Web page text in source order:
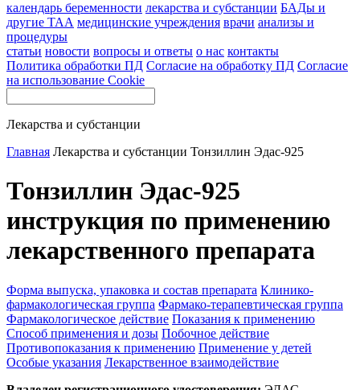
календарь беременности лекарства и субстанции БАДы и
другие ТАА медицинские учреждения врачи анализы и
процедуры
статьи новости вопросы и ответы о нас контакты
Политика обработки ПД Согласие на обработку ПД Согласие
на использование Cookie
Лекарства и субстанции
Главная Лекарства и субстанции Тонзиллин Эдас-925
Тонзиллин Эдас-925
инструкция по применению
лекарственного препарата
Форма выпуска, упаковка и состав препарата Клинико-
фармакологическая группа Фармако-терапевтическая группа
Фармакологическое действие Показания к применению
Способ применения и дозы Побочное действие
Противопоказания к применению Применение у детей
Особые указания Лекарственное взаимодействие